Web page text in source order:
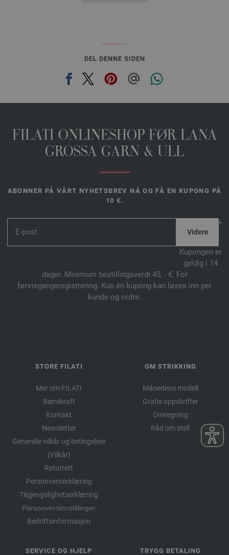
DEL DENNE SIDEN
FILATI ONLINESHOP FØR LANA
GROSSA GARN & ULL
ABONNER PÅ VÅRT NYHETSBREV NÅ OG FÅ EN KUPONG PÅ
10 €.
*
Kupongen er
gyldig i 14
dager. Minimum bestillingsverdi 45, - €. For
førstegangsregistrering. Kun én kupong kan løses inn per
kunde og ordre.
STORE FILATI
Mer om FILATI
Bærekraft
Kontakt
Newsletter
Generelle vilkår og betingelser
(Vilkår)
Returrett
Personvernerklæring
Tilgjengelighetserklæring
Personverninnstillinger
Bedriftsinformasjon
OM STRIKKING
Månedens modell
Gratis oppskrifter
Omregning
Råd om stell
SERVICE OG HJELP TRYGG BETALING